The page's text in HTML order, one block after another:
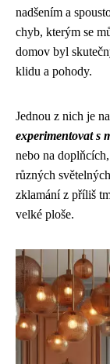
nadšením a
chyb, kterým se
domov byl
klidu a pohody.
Jednou z nich je
experimentovat s
nebo na
různých
zklamání z příliš
velké ploše.